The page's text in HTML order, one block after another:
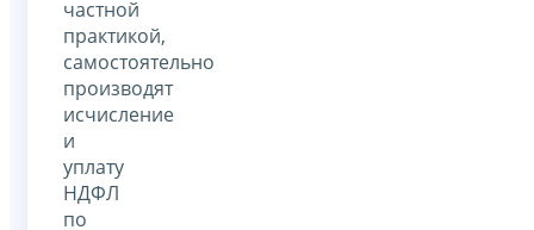
частной
практикой,
самостоятельно
производят
исчисление
и
уплату
НДФЛ
по